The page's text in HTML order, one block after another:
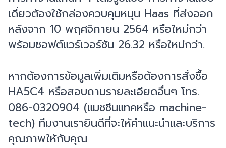
เดี่ยวต้องใช้กล่องควบคุมหมุน Haas ที่ส่งออก
หลังจาก 10 พฤศจิกายน 2564 หรือใหม่กว่า
พร้อมซอฟต์แวร์เวอร์ชัน 26.32 หรือใหม่กว่า.
หากต้องการข้อมูลเพิ่มเติมหรือต้องการสั่งซื้อ
HA5C4 หรือสอบถามรายละเอียดอื่นๆ โทร.
086-0320904 (แมชชีนแทคหรือ machine-
tech) ทีมงานเรายินดีที่จะให้คำแนะนำและบริการ
คุณภาพให้กับคุณ